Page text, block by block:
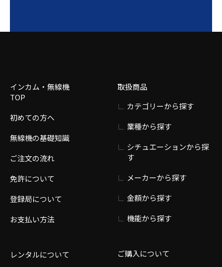
インカム・無線機
TOP
初めての方へ
無線機の基礎知識
ご注文の流れ
免許について
登録局について
お支払い方法
レンタルについて
取扱商品
カテゴリーから探す
業種から探す
シチュエーションから探
す
メーカーから探す
金額から探す
機能から探す
ご購入について